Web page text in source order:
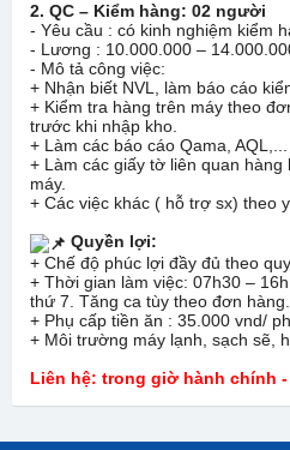
2. QC – Kiểm hàng: 02 người
- Yêu cầu : có kinh nghiệm kiểm
- Lương : 10.000.000 –
- Mô tả công việc:
+ Nhận biết NVL, làm báo cáo
+ Kiểm tra hàng trên máy theo
trước khi nhập kho.
+ Làm các báo cáo Qama, AQL,...
+ Làm các giấy tờ liên quan
máy.
+ Các việc khác ( hỗ trợ sx) theo
Quyền lợi:
+ Chế độ phúc lợi đầy đủ theo
+ Thời gian làm việc: 07h30 –
thứ 7. Tăng ca tùy theo đơn hàng.
+ Phụ cấp tiền ăn : 35.000 vnd/
+ Môi trường máy lạnh, sạch sẽ,
Liên hệ: trong giờ hành chính -